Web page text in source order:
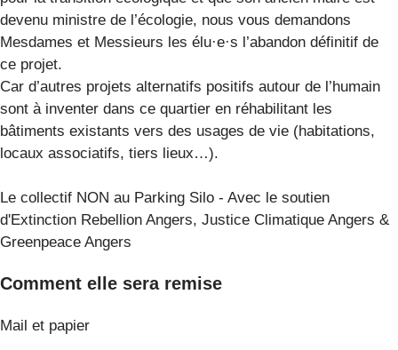
devenu ministre de l’écologie, nous vous demandons
Mesdames et Messieurs les élu·e·s l’abandon définitif de
ce projet.
Car d’autres projets alternatifs positifs autour de l’humain
sont à inventer dans ce quartier en réhabilitant les
bâtiments existants vers des usages de vie (habitations,
locaux associatifs, tiers lieux…).
Le collectif NON au Parking Silo - Avec le soutien
d'Extinction Rebellion Angers, Justice Climatique Angers &
Greenpeace Angers
Comment elle sera remise
Mail et papier